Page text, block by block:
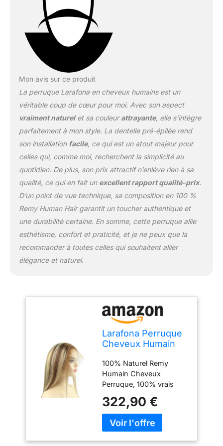
toutes les peaux,
indétectable et
authentique. Taille de la
cap: taille moyenne,
circonférence de la tête
de 22,5 pouces,
convient à la plupart des
têtes. Avec trois peignes
et deux sangles à
l’arrière, la taille du
être plus petite. Lace wig
est un bon choix pour la
perte de cheveux, vous
donnant une nouvelle
couleur de cheveux et un
nouveau style en une
seconde, sans nuire à
Mon avis sur ce produit
La perruque Larafona en cheveux humains est un
véritable coup de cœur pour moi. Avec son aspect
vraiment naturelet sa couleurattrayante, elle s’intègre
parfaitement à mon style. La dentelle pré-épilée rend
son installation facile, ce qui est un atout majeur pour
celles qui, comme moi, recherchent la simplicité au
quotidien. De plus, son prix attractif n’enlève rien à sa
qualité, ce qui en fait un excellent rapport qualité-prix.
D’un point de vue technique, sa composition en 100 %
Remy Human Hair garantit un toucher authentique et
une durabilité certaine. En somme, cette perruque allie
esthétisme, confort et praticité, et je ne peux que la
recommander à toutes celles qui souhaitent allier
élégance et naturel.
Larafona Perruque
Cheveux Humain
Hair Remy Full Lace
Wig Naturel
Cheveux avec Baby
Hair 130% Density
22inch/55cm
100% Naturel Remy
Humain Cheveux
Perruque, 100% vrais
cheveux vierges remy,
doux et lisses, non
enchevêtrés. Peut être
322,90 €